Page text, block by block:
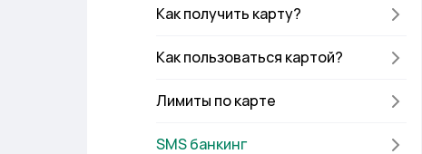
Как получить карту?
Как пользоваться картой?
Лимиты по карте
SMS банкинг